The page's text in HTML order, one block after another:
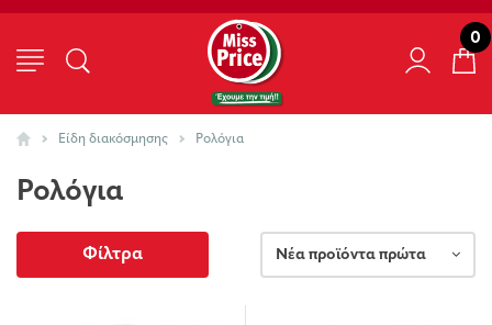
0
Είδη διακόσμησης Ρολόγια
Ρολόγια
Φίλτρα Νέα προϊόντα πρώτα